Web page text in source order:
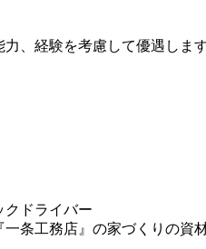
、経験を考慮して優遇します
クドライバー
条工務店』の家づくりの資